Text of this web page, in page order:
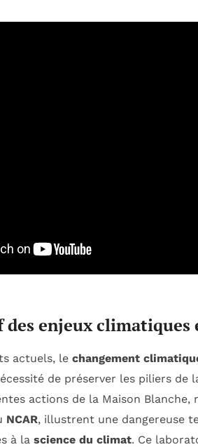
enjeux climatiques
actuels, le changement
de préserver les piliers de
actions de la Maison
NCAR, illustrent une dangereuse
à la science du climat. Ce